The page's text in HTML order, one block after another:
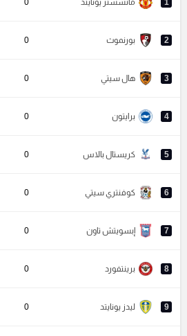
2 بورنموث 0
3 هال سيتي 0
4 برايتون 0
5 كريستال بالاس 0
6 كوفنتري سيتي 0
7 إبسويتش تاون 0
8 برينتفورد 0
9 ليدز يونايتد 0